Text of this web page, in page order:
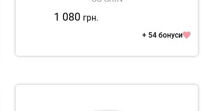
1 080 грн.
+ 54 бонуси